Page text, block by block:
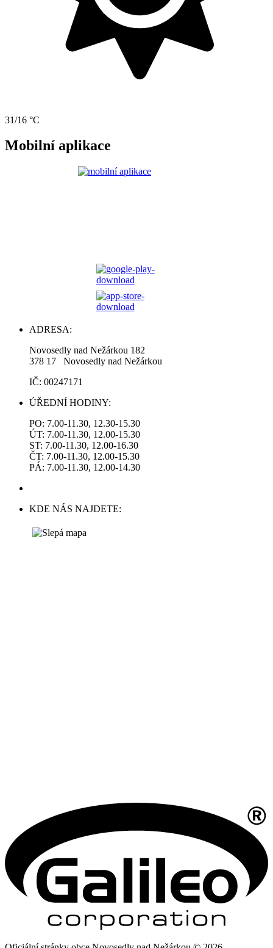
31/16 °C
Mobilní aplikace
ADRESA:
Novosedly nad Nežárkou 182
378 17 Novosedly nad Nežárkou
IČ: 00247171
ÚŘEDNÍ HODINY:
PO: 7.00-11.30, 12.30-15.30
ÚT: 7.00-11.30, 12.00-15.30
ST: 7.00-11.30, 12.00-16.30
ČT: 7.00-11.30, 12.00-15.30
PÁ: 7.00-11.30, 12.00-14.30
KDE NÁS NAJDETE: